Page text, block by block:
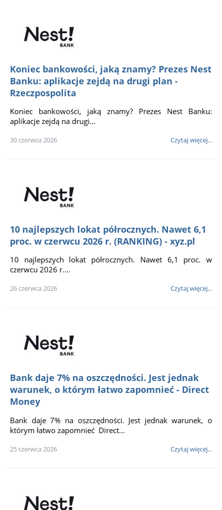
Koniec bankowości, jaką znamy? Prezes Nest
Banku: aplikacje zejdą na drugi plan -
Rzeczpospolita
Koniec bankowości, jaką znamy? Prezes Nest Banku:
aplikacje zejdą na drugi...
30 czerwca 2026 Czytaj więcej...
10 najlepszych lokat półrocznych. Nawet 6,1
proc. w czerwcu 2026 r. (RANKING) - xyz.pl
10 najlepszych lokat półrocznych. Nawet 6,1 proc. w
czerwcu 2026 r....
26 czerwca 2026 Czytaj więcej...
Bank daje 7% na oszczędności. Jest jednak
warunek, o którym łatwo zapomnieć - Direct
Money
Bank daje 7% na oszczędności. Jest jednak warunek, o
którym łatwo zapomnieć Direct...
25 czerwca 2026 Czytaj więcej...